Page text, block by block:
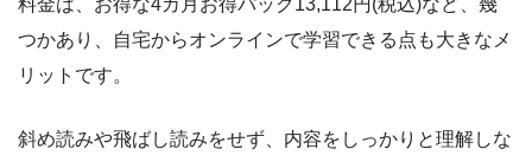
つかあり、自宅からオンラインで学習できる点も大きなメ
リットです。
斜め読みや飛ばし読みをせず、内容をしっかりと理解しな